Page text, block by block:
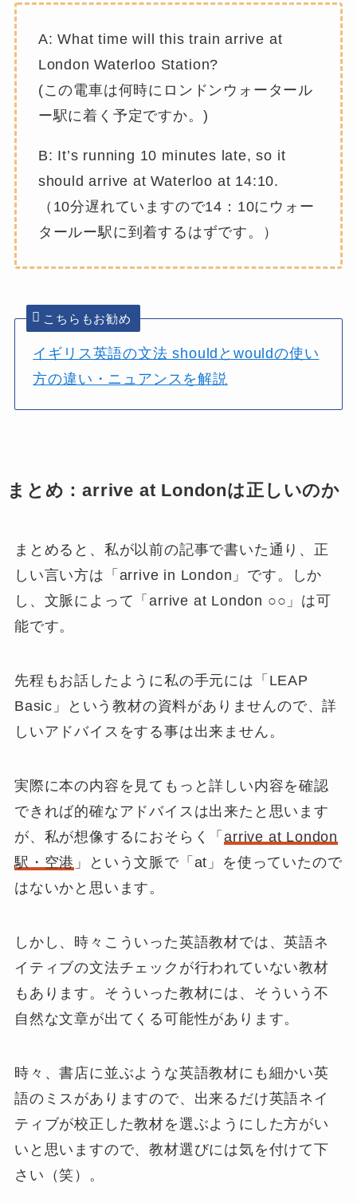
A: What time will this train arrive at
London Waterloo Station?
(この電車は何時にロンドンウォータール
ー駅に着く予定ですか。)
B: It’s running 10 minutes late, so it
should arrive at Waterloo at 14:10.
（10分遅れていますので14：10にウォー
タールー駅に到着するはずです。）
こちらもお勧め
イギリス英語の文法 shouldとwouldの使い
方の違い・ニュアンスを解説
まとめ：arrive at Londonは正しいのか
まとめると、私が以前の記事で書いた通り、正
しい言い方は「arrive in London」です。しか
し、文脈によって「arrive at London ○○」は可
能です。
先程もお話したように私の手元には「LEAP
Basic」という教材の資料がありませんので、詳
しいアドバイスをする事は出来ません。
実際に本の内容を見てもっと詳しい内容を確認
できれば的確なアドバイスは出来たと思います
が、私が想像するにおそらく「arrive at London
駅・空港 」という文脈で「 at 」を使っていたので
はないかと思います。
しかし、時々こういった英語教材では、英語ネ
イティブの文法チェックが行われていない教材
もあります。そういった教材には、そういう不
自然な文章が出てくる可能性があります。
時々、書店に並ぶような英語教材にも細かい英
語のミスがありますので、出来るだけ英語ネイ
ティブが校正した教材を選ぶようにした方がい
いと思いますので、教材選びには気を付けて下
さい（笑）。